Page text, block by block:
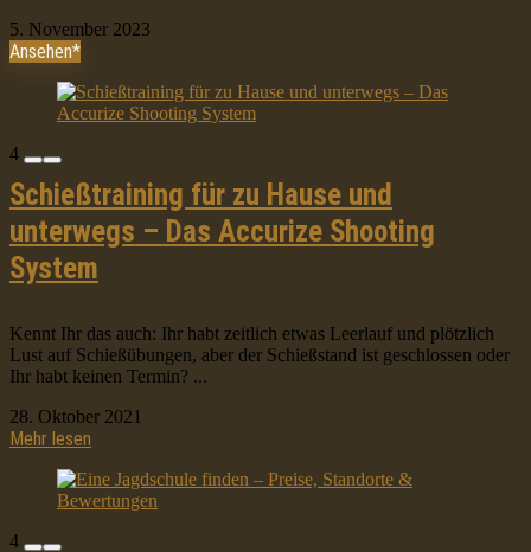
5. November 2023
Ansehen*
4
Schießtraining für zu Hause und
unterwegs – Das Accurize Shooting
System
Kennt Ihr das auch: Ihr habt zeitlich etwas Leerlauf und plötzlich
Lust auf Schießübungen, aber der Schießstand ist geschlossen oder
Ihr habt keinen Termin? ...
28. Oktober 2021
Mehr lesen
4